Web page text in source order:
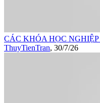
CÁC KHÓA HỌC
ThuyTienTran, 30/7/26